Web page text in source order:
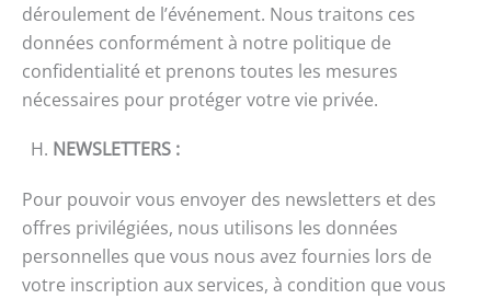
déroulement de l’événement. Nous traitons ces
données conformément à notre politique de
confidentialité et prenons toutes les mesures
nécessaires pour protéger votre vie privée.
H. NEWSLETTERS :
Pour pouvoir vous envoyer des newsletters et des
offres privilégiées, nous utilisons les données
personnelles que vous nous avez fournies lors de
votre inscription aux services, à condition que vous